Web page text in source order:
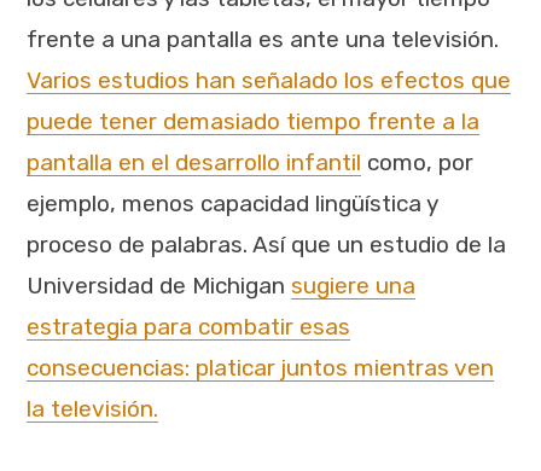
frente a una pantalla es ante una televisión.
Varios estudios han señalado los efectos que
puede tener demasiado tiempo frente a la
pantalla en el desarrollo infantil como, por
ejemplo, menos capacidad lingüística y
proceso de palabras. Así que un estudio de la
Universidad de Michigan sugiere una
estrategia para combatir esas
consecuencias: platicar juntos mientras ven
la televisión.